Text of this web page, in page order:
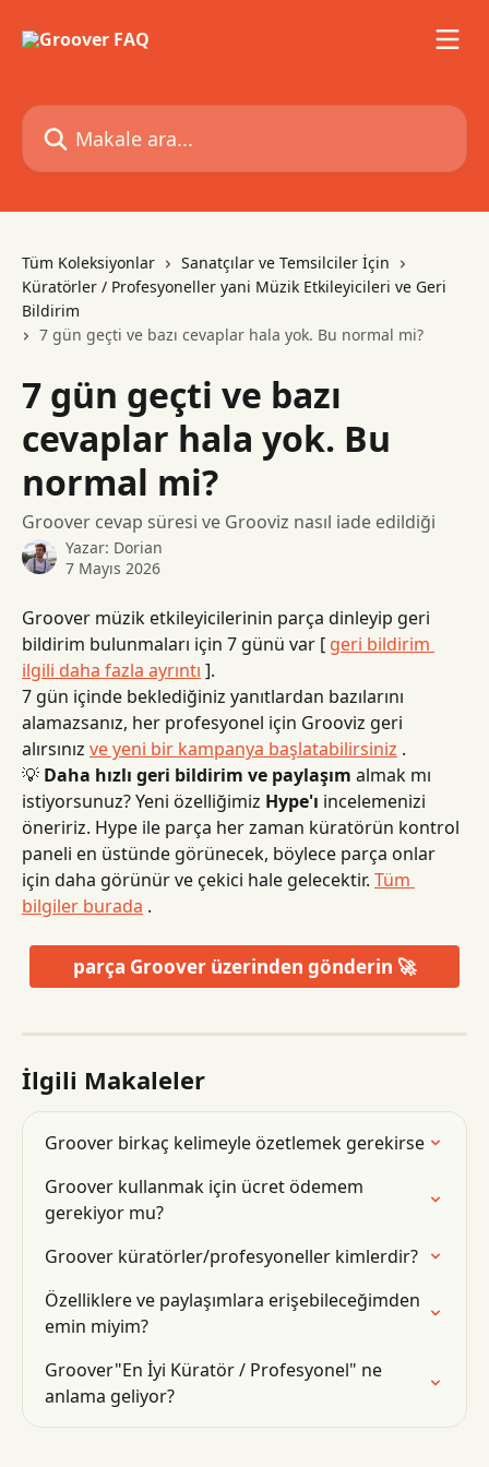
Makale ara...
Tüm Koleksiyonlar
Sanatçılar ve Temsilciler İçin
Küratörler / Profesyoneller yani Müzik Etkileyicileri ve Geri
Bildirim
7 gün geçti ve bazı cevaplar hala yok. Bu normal mi?
7 gün geçti ve bazı
cevaplar hala yok. Bu
normal mi?
Groover cevap süresi ve Grooviz nasıl iade edildiği
Yazar: Dorian
7 Mayıs 2026
Groover müzik etkileyicilerinin parça dinleyip geri
bildirim bulunmaları için 7 günü var [ geri bildirim
ilgili daha fazla ayrıntı ].
7 gün içinde beklediğiniz yanıtlardan bazılarını
alamazsanız, her profesyonel için Grooviz geri
alırsınız ve yeni bir kampanya başlatabilirsiniz .
💡 Daha hızlı geri bildirim ve paylaşım almak mı
istiyorsunuz? Yeni özelliğimiz Hype'ı incelemenizi
öneririz. Hype ile parça her zaman küratörün kontrol
paneli en üstünde görünecek, böylece parça onlar
için daha görünür ve çekici hale gelecektir. Tüm
bilgiler burada .
parça Groover üzerinden gönderin 🚀
İlgili Makaleler
Groover birkaç kelimeyle özetlemek gerekirse
Groover kullanmak için ücret ödemem
gerekiyor mu?
Groover küratörler/profesyoneller kimlerdir?
Özelliklere ve paylaşımlara erişebileceğimden
emin miyim?
Groover"En İyi Küratör / Profesyonel" ne
anlama geliyor?